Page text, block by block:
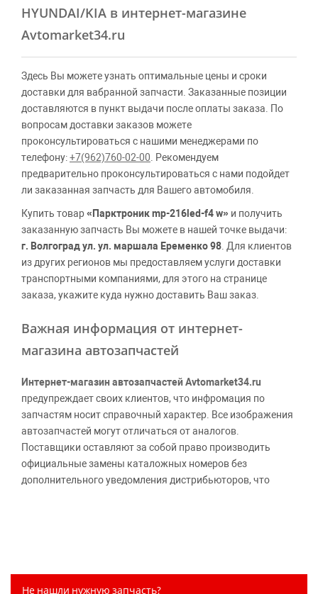
HYUNDAI/KIA в интернет-магазине
Avtomarket34.ru
Здесь Вы можете узнать оптимальные цены и сроки
доставки для вабранной запчасти. Заказанные позиции
доставляются в пункт выдачи после оплаты заказа. По
вопросам доставки заказов можете
проконсультироваться с нашими менеджерами по
телефону:+7(962)760-02-00 . Рекомендуем
предварительно проконсультироваться с нами подойдет
ли заказанная запчасть для Вашего автомобиля.
Купить товар«Парктроник mp-216led-f4 w» и получить
заказанную запчасть Вы можете в нашей точке выдачи:
г. Волгоград ул. ул. маршала Еременко 98 . Для клиентов
из других регионов мы предоставляем услуги доставки
транспортными компаниями, для этого на странице
заказа, укажите куда нужно доставить Ваш заказ.
Важная информация от интернет-
магазина автозапчастей
Интернет-магазин автозапчастей Avtomarket34.ru
предупреждает своих клиентов, что инфромация по
запчастям носит справочный характер. Все изображения
автозапчастей могут отличаться от аналогов.
Поставщики оставляют за собой право производить
официальные замены каталожных номеров без
дополнительного уведомления дистрибьюторов, что
потребительские свойства товара. Данная информация
Не нашли нужную запчасть?